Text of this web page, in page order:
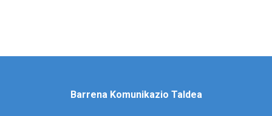
Barrena Komunikazio Taldea